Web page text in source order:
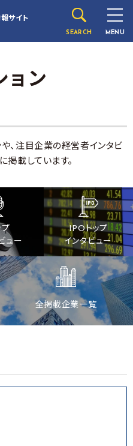
サイト
SEARCH MENU
ョン
、注目企業の経営者インタビ
掲載しています。
プ
ュー
IPOトップ
インタビュー
全掲載企業一覧